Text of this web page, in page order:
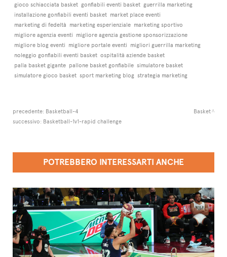
gioco schiacciata basket gonfiabili eventi basket guerrilla marketing
installazione gonfiabili eventi basket market place eventi
marketing di fedeltà marketing esperienziale marketing sportivo
migliore agenzia eventi migliore agenzia gestione sponsorizzazione
migliore blog eventi migliore portale eventi migliori guerrilla marketing
noleggio gonfiabili eventi basket ospitalità aziende basket
palla basket gigante pallone basket gonfiabile simulatore basket
simulatore gioco basket sport marketing blog strategia marketing
precedente: Basketball-4
successivo: Basketball-1v1-rapid challenge
Basket
POTREBBERO INTERESSARTI ANCHE